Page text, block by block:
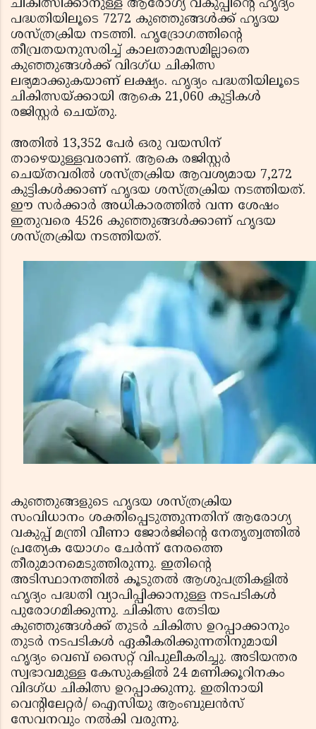
ചികിത്സിക്കാനുള്ള ആരോഗ്യ വകുപ്പിന്റെ ഹൃദ്യം
പദ്ധതിയിലൂടെ 7272 കുഞ്ഞുങ്ങള്‍ക്ക് ഹൃദയ
ശസ്ത്രക്രിയ നടത്തി. ഹൃദ്രോഗത്തിന്റെ
തീവ്രതയനുസരിച്ച് കാലതാമസമില്ലാതെ
കുഞ്ഞുങ്ങള്‍ക്ക് വിദഗ്ധ ചികിത്സ
ലഭ്യമാക്കുകയാണ് ലക്ഷ്യം. ഹൃദ്യം പദ്ധതിയിലൂടെ
ചികിത്സയ്ക്കായി ആകെ 21,060 കുട്ടികള്‍
രജിസ്റ്റര്‍ ചെയ്തു.
അതില്‍ 13,352 പേര്‍ ഒരു വയസിന്
താഴെയുള്ളവരാണ്. ആകെ രജിസ്റ്റര്‍
ചെയ്തവരില്‍ ശസ്ത്രക്രിയ ആവശ്യമായ 7,272
കുട്ടികള്‍ക്കാണ് ഹൃദയ ശസ്ത്രക്രിയ നടത്തിയത്.
ഈ സര്‍ക്കാര്‍ അധികാരത്തില്‍ വന്ന ശേഷം
ഇതുവരെ 4526 കുഞ്ഞുങ്ങള്‍ക്കാണ് ഹൃദയ
ശസ്ത്രക്രിയ നടത്തിയത്.
കുഞ്ഞുങ്ങളുടെ ഹൃദയ ശസ്ത്രക്രിയ
സംവിധാനം ശക്തിപ്പെടുത്തുന്നതിന് ആരോഗ്യ
വകുപ്പ് മന്ത്രി വീണാ ജോര്‍ജിന്റെ നേതൃത്വത്തില്‍
പ്രത്യേക യോഗം ചേര്‍ന്ന് നേരത്തെ
തീരുമാനമെടുത്തിരുന്നു. ഇതിന്റെ
അടിസ്ഥാനത്തില്‍ കൂടുതല്‍ ആശുപത്രികളില്‍
ഹൃദ്യം പദ്ധതി വ്യാപിപ്പിക്കാനുള്ള നടപടികള്‍
പുരോഗമിക്കുന്നു. ചികിത്സ തേടിയ
കുഞ്ഞുങ്ങള്‍ക്ക് തുടര്‍ ചികിത്സ ഉറപ്പാക്കാനും
തുടര്‍ നടപടികള്‍ ഏകീകരിക്കുന്നതിനുമായി
ഹൃദ്യം വെബ് സൈറ്റ് വിപുലീകരിച്ചു. അടിയന്തര
സ്വഭാവമുള്ള കേസുകളില്‍ 24 മണിക്കൂറിനകം
വിദഗ്ധ ചികിത്സ ഉറപ്പാക്കുന്നു. ഇതിനായി
വെന്റിലേറ്റര്‍/ ഐസിയു ആംബുലന്‍സ്
സേവനവും നല്‍കി വരുന്നു.